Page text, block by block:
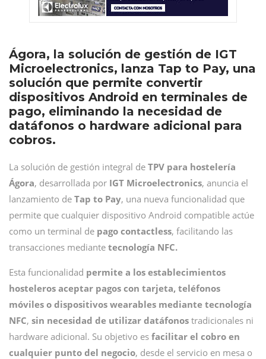
Ágora, la solución de gestión de IGT
Microelectronics, lanza Tap to Pay, una
solución que permite convertir
dispositivos Android en terminales de
pago, eliminando la necesidad de
datáfonos o hardware adicional para
cobros.
La solución de gestión integral de TPV para hostelería
Ágora, desarrollada por IGT Microelectronics, anuncia el
lanzamiento de Tap to Pay, una nueva funcionalidad que
permite que cualquier dispositivo Android compatible actúe
como un terminal de pago contactless, facilitando las
transacciones mediante tecnología NFC.
Esta funcionalidad permite a los establecimientos
hosteleros aceptar pagos con tarjeta, teléfonos
móviles o dispositivos wearables mediante tecnología
NFC, sin necesidad de utilizar datáfonos tradicionales ni
hardware adicional. Su objetivo es facilitar el cobro en
cualquier punto del negocio, desde el servicio en mesa o